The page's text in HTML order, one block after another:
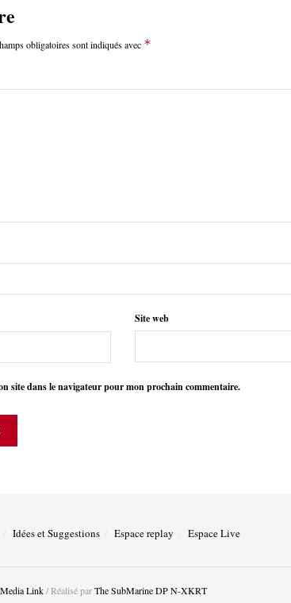
obligatoires sont indiqués avec *
Site web
site dans le navigateur pour mon prochain commentaire.
Idées et Suggestions Espace replay Espace Live
Link/ Réalisé parThe SubMarine DP N-XKRT